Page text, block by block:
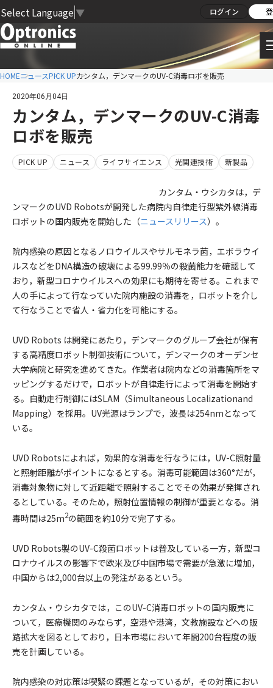
Select Language ▼ ログイン
HOMEニュースPICK UPカンタム，デンマークのUV-C消毒ロボを販売
2020年06月04日
カンタム，デンマークのUV-C消毒
ロボを販売
PICK UP ニュース ライフサイエンス 光関連技術 新製品
カンタム・ウシカタは，デ
ンマークのUVD Robotsが開発した病院内自律走行型紫外線消毒
ロボットの国内販売を開始した（ニュースリリース）。
院内感染の原因となるノロウイルスやサルモネラ菌，エボラウイ
ルスなどをDNA構造の破壊による99.99％の殺菌能力を確認して
おり，新型コロナウイルスへの効果にも期待を寄せる。これまで
人の手によって行なっていた院内施設の消毒を，ロボットを介し
て行なうことで省人・省力化を可能にする。
UVD Robots は開発にあたり，デンマークのグループ会社が保有
する高精度ロボット制御技術について，デンマークのオーデンセ
大学病院と研究を進めてきた。作業者は院内などの消毒箇所をマ
ッピングするだけで，ロボットが自律走行によって消毒を開始す
る。自動走行制御にはSLAM（Simultaneous Localizationand
Mapping）を採用。UV光源はランプで，波長は254nmとなって
いる。
UVD Robotsによれば，効果的な消毒を行なうには，UV-C照射量
と照射距離がポイントになるとする。消毒可能範囲は360°だが，
消毒対象物に対して近距離で照射することでその効果が発揮され
るとしている。そのため，照射位置情報の制御が重要となる。消
毒時間は25m2の範囲を約10分で完了する。
UVD Robots製のUV-C殺菌ロボットは普及している一方，新型コ
ロナウイルスの影響下で欧米及び中国市場で需要が急激に増加，
中国からは2,000台以上の発注があるという。
カンタム・ウシカタでは，このUV-C消毒ロボットの国内販売に
ついて，医療機関のみならず，空港や港湾，文教施設などへの販
路拡大を図るとしており，日本市場において年間200台程度の販
売を計画している。
院内感染の対応策は喫緊の課題となっているが，その対策におい